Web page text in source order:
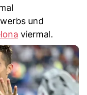
und
viermal.